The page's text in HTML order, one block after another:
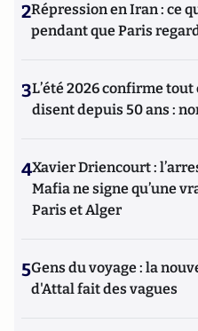
2Répression en Iran : ce
pendant que Paris
3L’été 2026 confirme
disent depuis 50 ans :
4Xavier Driencourt :
Mafia ne signe qu’une
Paris et Alger
5Gens du voyage : la
d'Attal fait des vagues